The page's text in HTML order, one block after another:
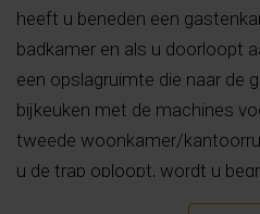
heeft u beneden een
badkamer en als u doorloopt
een opslagruimte die naar de
bijkeuken met de machines
tweede woonkamer/
u de trap oploopt, wordt u
en gaat u naar de linkerkant